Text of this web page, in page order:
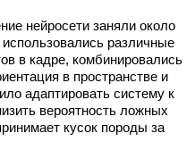
нейросети заняли около
различные
в кадре, комбинировались
в пространстве и
адаптировать систему к
вероятность ложных
кусок породы за